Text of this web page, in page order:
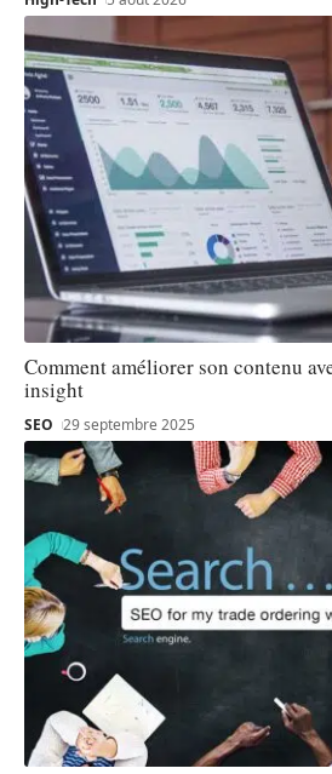
Comment améliorer son contenu
insight
SEO 29 septembre 2025